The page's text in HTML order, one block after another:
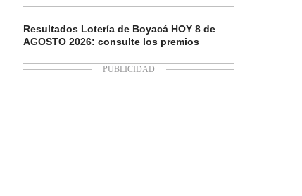
Resultados Lotería de Boyacá HOY 8 de
AGOSTO 2026: consulte los premios